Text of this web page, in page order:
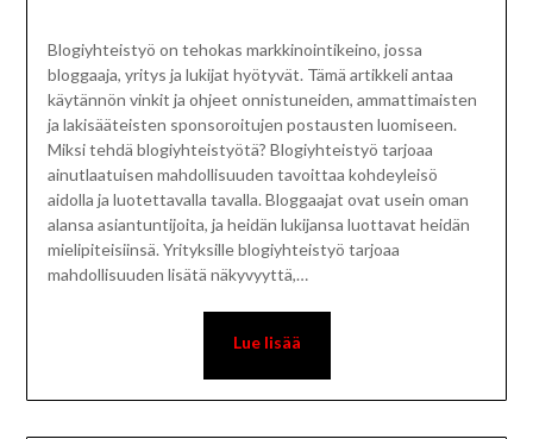
Blogiyhteistyö on tehokas markkinointikeino, jossa
bloggaaja, yritys ja lukijat hyötyvät. Tämä artikkeli antaa
käytännön vinkit ja ohjeet onnistuneiden, ammattimaisten
ja lakisääteisten sponsoroitujen postausten luomiseen.
Miksi tehdä blogiyhteistyötä? Blogiyhteistyö tarjoaa
ainutlaatuisen mahdollisuuden tavoittaa kohdeyleisö
aidolla ja luotettavalla tavalla. Bloggaajat ovat usein oman
alansa asiantuntijoita, ja heidän lukijansa luottavat heidän
mielipiteisiinsä. Yrityksille blogiyhteistyö tarjoaa
mahdollisuuden lisätä näkyvyyttä,…